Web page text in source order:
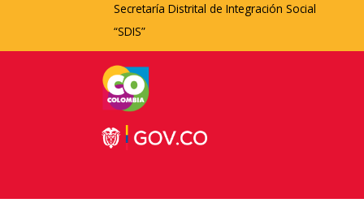
Secretaría Distrital de Integración Social
“SDIS”